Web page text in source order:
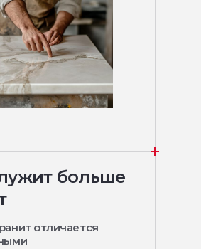
больше
отличается